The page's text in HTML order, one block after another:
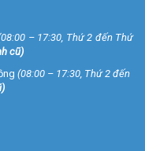
– 17:30, Thứ 2 đến Thứ
cũ)
(08:00 – 17:30, Thứ 2 đến